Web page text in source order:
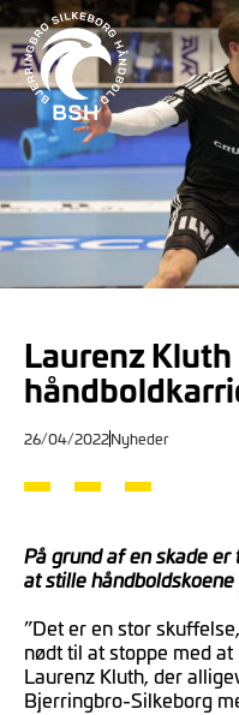
Laurenz
26/04/2022Nyheder
På grund af en skade
at stille
”Det er en stor
nødt til at stoppe med
Laurenz Kluth, der
Bjerringbro-Silkeborg